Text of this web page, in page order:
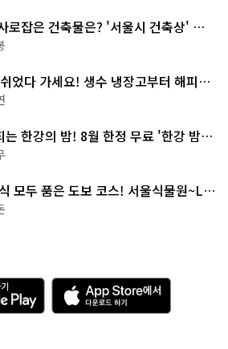
로잡은 건축물은? '서울시 건축상' 수
었다 가세요! 생수 냉장고부터 해피소
는 한강의 밤! 8월 한정 무료 '한강 밤
모두 품은 도보 코스! 서울식물원~LG
라스거리
A
p
p